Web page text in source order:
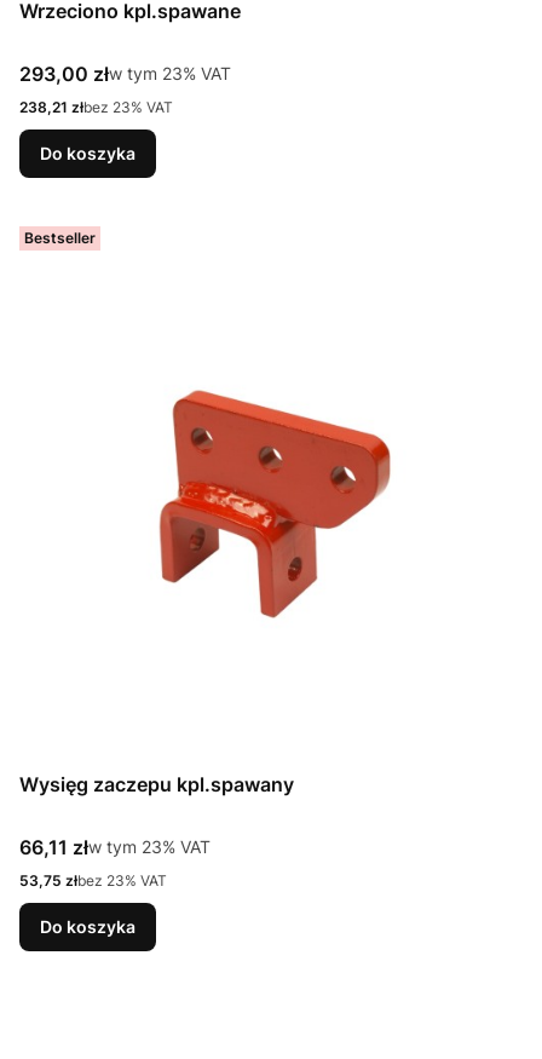
Wrzeciono kpl.spawane
Cena brutto
293,00 złw tym %s VAT
w tym 23% VAT
Cena netto
238,21 złbez 23% VAT
Do koszyka
Bestseller
Wysięg zaczepu kpl.spawany
Cena brutto
66,11 złw tym %s VAT
w tym 23% VAT
Cena netto
53,75 złbez 23% VAT
Do koszyka